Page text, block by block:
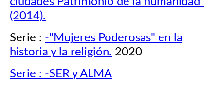
(2014).
Serie : -"Mujeres Poderosas" en la
historia y la religión. 2020
Serie : -SER y ALMA